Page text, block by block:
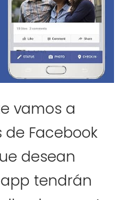
vamos a
Facebook
desean
tendrán